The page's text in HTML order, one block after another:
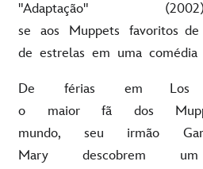
"Adaptação"
se aos Muppets favoritos
de estrelas em uma comédia
De férias em Los
o maior fã dos
mundo, seu irmão
Mary descobrem